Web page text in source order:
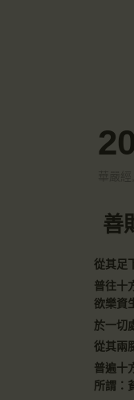
善
從其足
普往十
欲樂資
於一切
從其兩
普遍十
所謂：